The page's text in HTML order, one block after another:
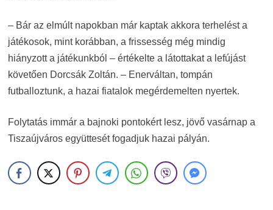
– Bár az elmúlt napokban már kaptak akkora terhelést a
játékosok, mint korábban, a frissesség még mindig
hiányzott a játékunkból – értékelte a látottakat a lefújást
követően Dorcsák Zoltán. – Enerváltan, tompán
futballoztunk, a hazai fiatalok megérdemelten nyertek.
Folytatás immár a bajnoki pontokért lesz, jövő vasárnap a
Tiszaújváros együttesét fogadjuk hazai pályán.